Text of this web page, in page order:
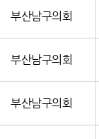
부산남구의회
부산남구의회
부산남구의회